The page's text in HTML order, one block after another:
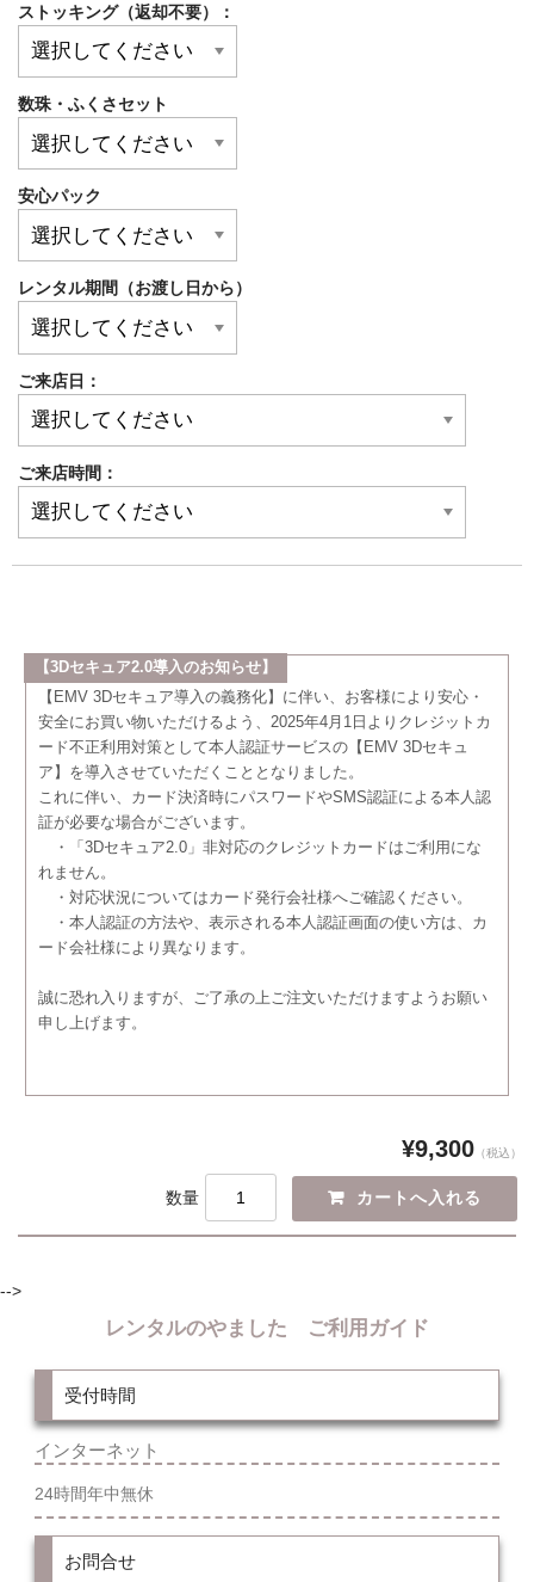
ストッキング（返却不要）：
数珠・ふくさセット
安心パック
レンタル期間（お渡し日から）
ご来店日：
ご来店時間：
【3Dセキュア2.0導入のお知らせ】
【EMV 3Dセキュア導入の義務化】に伴い、お客様により安心・
安全にお買い物いただけるよう、2025年4月1日よりクレジットカ
ード不正利用対策として本人認証サービスの【EMV 3Dセキュ
ア】を導入させていただくこととなりました。
これに伴い、カード決済時にパスワードやSMS認証による本人認
証が必要な場合がございます。
・「3Dセキュア2.0」非対応のクレジットカードはご利用にな
れません。
・対応状況についてはカード発行会社様へご確認ください。
・本人認証の方法や、表示される本人認証画面の使い方は、カ
ード会社様により異なります。
誠に恐れ入りますが、ご了承の上ご注文いただけますようお願い
申し上げます。
¥9,300 （税込）
数量
-->
レンタルのやました ご利用ガイド
受付時間
インターネット
24時間年中無休
お問合せ